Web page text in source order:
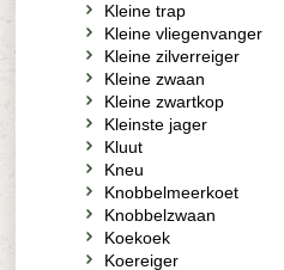
Kleine trap
Kleine vliegenvanger
Kleine zilverreiger
Kleine zwaan
Kleine zwartkop
Kleinste jager
Kluut
Kneu
Knobbelmeerkoet
Knobbelzwaan
Koekoek
Koereiger